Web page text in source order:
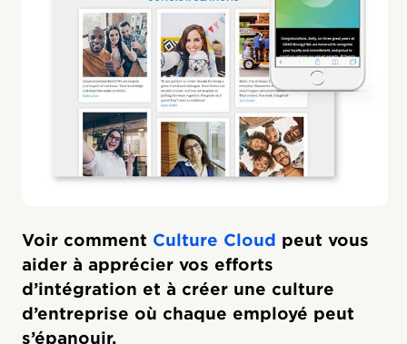
Voir comment Culture Cloud peut vous
aider à apprécier vos efforts
d’intégration et à créer une culture
d’entreprise où chaque employé peut
s’épanouir.